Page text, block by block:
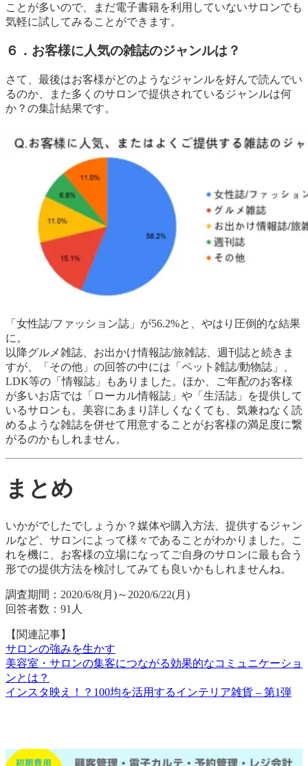
ことが多いので、まだ電子書籍を利用していないサロンでも
気軽に試してみることができます。
６．お客様に人気の雑誌のジャンルは？
さて、最後はお客様がどのようなジャンルを好んで読んでい
るのか、また多くのサロンで提供されているジャンルは何
か？の集計結果です。
「女性誌/ファッション誌」が56.2%と、やはり圧倒的な結果
に。
以降グルメ雑誌、お出かけ情報誌/旅雑誌、週刊誌と続きま
すが、「その他」の回答の中には「ペット雑誌/動物誌」、
LDK等の「情報誌」もありました。ほか、ご年配のお客様
が多いお店では「ローカル情報誌」や「生活誌」を提供して
いるサロンも。美容にあまり詳しくなくても、気兼ねなく読
めるような雑誌を併せて用意することがお客様の満足度に繋
がるのかもしれません。
まとめ
いかがでしたでしょうか？媒体や購入方法、提供するジャン
ルなど、サロンによって様々であることがわかりました。こ
れを機に、お客様の立場になってご自身のサロンに最も合う
形での提供方法を検討してみても良いかもしれませんね。
調査期間：2020/6/8(月)～2020/6/22(月)
回答者数：91人
【関連記事】
サロンの強みを生かす
美容室・サロンの集客につながる効果的なコミュニケーショ
ンとは？
インスタ映え！？100均を活用するインテリア雑貨 – 第1弾